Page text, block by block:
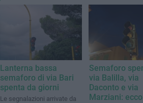
Lanterna bassa
semaforo di via Bari
spenta da giorni
Le segnalazioni arrivate da
Semaforo
via Balilla, via
Daconto e via
Marziani: